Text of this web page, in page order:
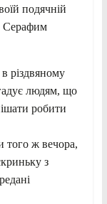
подячній
Серафим
в різдвяному
людям, що
робити
того ж вечора,
з